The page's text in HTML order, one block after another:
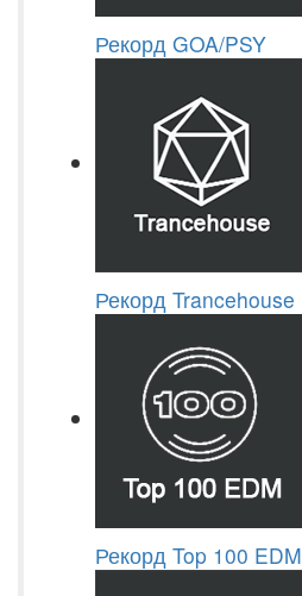
Рекорд GOA/PSY
Рекорд Trancehouse
Рекорд Top 100 EDM